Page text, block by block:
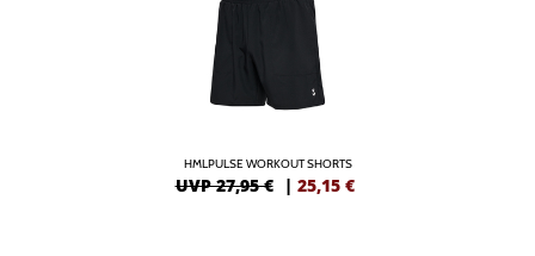
HMLPULSE WORKOUT SHORTS
UVP 27,95 € | 25,15 €